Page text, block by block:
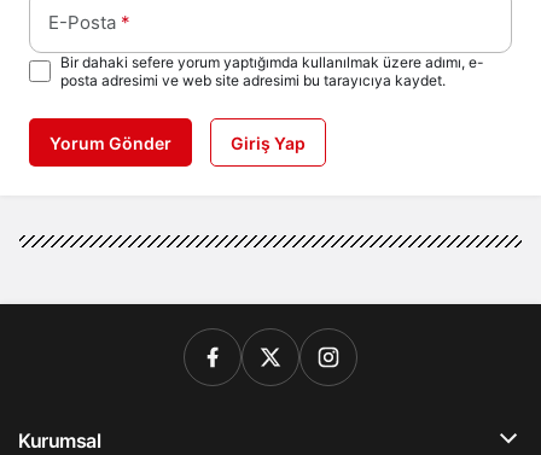
E-Posta *
Bir dahaki sefere yorum yaptığımda kullanılmak üzere adımı, e-
posta adresimi ve web site adresimi bu tarayıcıya kaydet.
Yorum Gönder Giriş Yap
Kurumsal